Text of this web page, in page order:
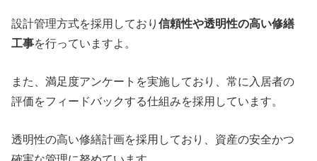
設計管理方式を採用しており信頼性や透明性の高い修繕
工事を行っていますよ。
また、満足度アンケートを実施しており、常に入居者の
評価をフィードバックする仕組みを採用しています。
透明性の高い修繕計画を採用しており、資産の安全かつ